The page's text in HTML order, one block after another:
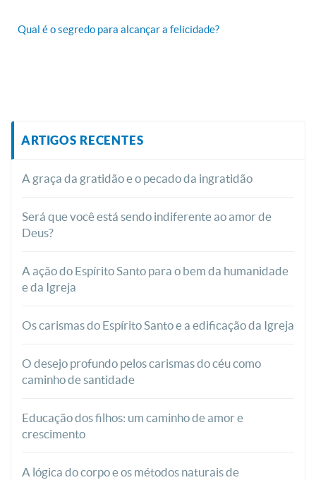
Qual é o segredo para alcançar a felicidade?
ARTIGOS RECENTES
A graça da gratidão e o pecado da ingratidão
Será que você está sendo indiferente ao amor de
Deus?
A ação do Espírito Santo para o bem da humanidade
e da Igreja
Os carismas do Espírito Santo e a edificação da Igreja
O desejo profundo pelos carismas do céu como
caminho de santidade
Educação dos filhos: um caminho de amor e
crescimento
A lógica do corpo e os métodos naturais de